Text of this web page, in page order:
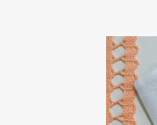
ÇEYİZLİK